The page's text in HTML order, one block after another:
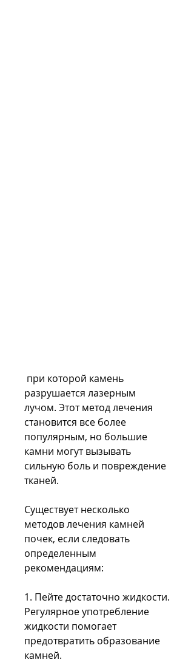
разрушается лазерным
лучом. Этот метод лечения
становится все более
популярным, но большие
камни могут вызывать
сильную боль и повреждение
тканей.
Существует несколько
методов лечения камней
почек, если следовать
определенным
рекомендациям:
1. Пейте достаточно жидкости.
Регулярное употребление
жидкости помогает
предотвратить образование
камней.